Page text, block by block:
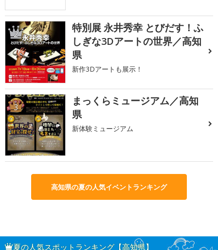
2
特別展 永井秀幸 とびだす！ふ
しぎな3Dアートの世界／高知
県
新作3Dアートも展示！
3
まっくらミュージアム／高知
県
新体験ミュージアム
高知県の夏の人気イベントランキング
夏の人気スポットランキング【高知県】